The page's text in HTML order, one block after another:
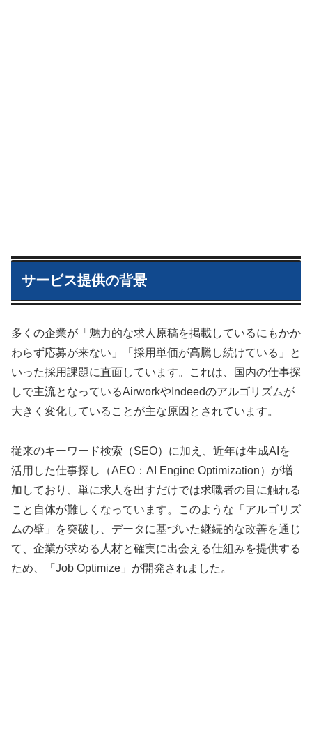
サービス提供の背景
多くの企業が「魅力的な求人原稿を掲載しているにもかか
わらず応募が来ない」「採用単価が高騰し続けている」と
いった採用課題に直面しています。これは、国内の仕事探
しで主流となっているAirworkやIndeedのアルゴリズムが
大きく変化していることが主な原因とされています。
従来のキーワード検索（SEO）に加え、近年は生成AIを
活用した仕事探し（AEO：AI Engine Optimization）が増
加しており、単に求人を出すだけでは求職者の目に触れる
こと自体が難しくなっています。このような「アルゴリズ
ムの壁」を突破し、データに基づいた継続的な改善を通じ
て、企業が求める人材と確実に出会える仕組みを提供する
ため、「Job Optimize」が開発されました。